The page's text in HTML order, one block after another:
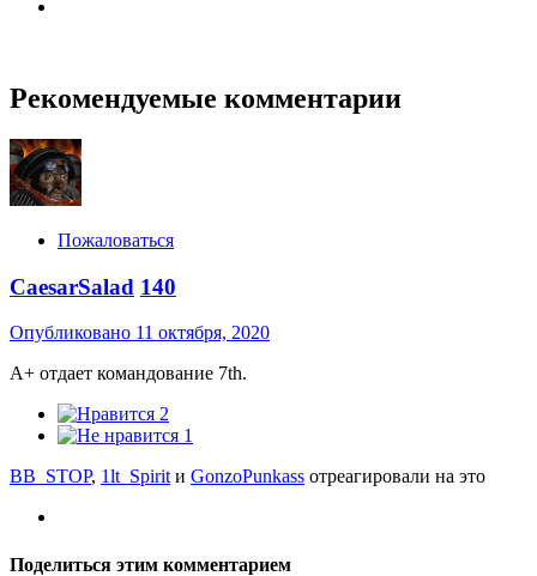
Рекомендуемые комментарии
Пожаловаться
CaesarSalad 140
Опубликовано 11 октября, 2020
A+ отдает командование 7th.
2
1
BB_STOP, 1lt_Spiritи GonzoPunkass отреагировали на это
Поделиться этим комментарием